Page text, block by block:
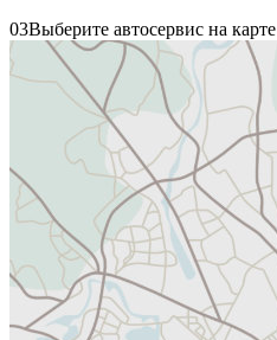
03Выберите автосервис на карте